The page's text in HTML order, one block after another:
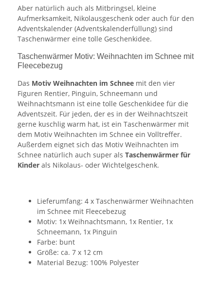
Aber natürlich auch als Mitbringsel, kleine
Aufmerksamkeit, Nikolausgeschenk oder auch für den
Adventskalender (Adventskalenderfüllung) sind
Taschenwärmer eine tolle Geschenkidee.
Taschenwärmer Motiv: Weihnachten im Schnee mit
Fleecebezug
Das Motiv Weihnachten im Schnee mit den vier
Figuren Rentier, Pinguin, Schneemann und
Weihnachtsmann ist eine tolle Geschenkidee für die
Adventszeit. Für jeden, der es in der Weihnachtszeit
gerne kuschlig warm hat, ist ein Taschenwärmer mit
dem Motiv Weihnachten im Schnee ein Volltreffer.
Außerdem eignet sich das Motiv Weihnachten im
Schnee natürlich auch super als Taschenwärmer für
Kinder als Nikolaus- oder Wichtelgeschenk.
Lieferumfang: 4 x Taschenwärmer Weihnachten
im Schnee mit Fleecebezug
Motiv: 1x Weihnachtsmann, 1x Rentier, 1x
Schneemann, 1x Pinguin
Farbe: bunt
Größe: ca. 7 x 12 cm
Material Bezug: 100% Polyester